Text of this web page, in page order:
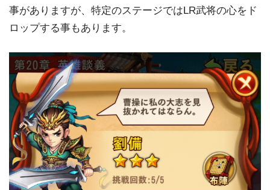
事がありますが、特定のステージではLR武将の心をド
ロップする事もあります。